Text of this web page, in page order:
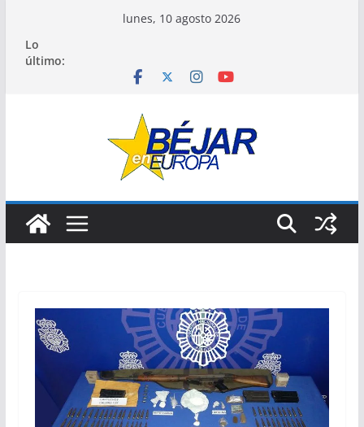
contenido
lunes, 10 agosto 2026
Lo
último: